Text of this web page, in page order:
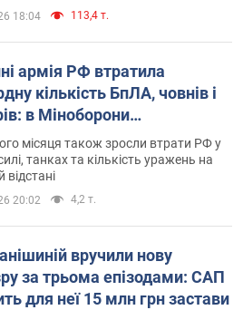
18:04 113,4 т.
армія РФ втратила
кількість БпЛА, човнів і
в Міноборони
статистику
місяця також зросли втрати РФ у
танках та кількість уражень на
відстані
20:02 4,2 т.
вручили нову
за трьома епізодами: САП
для неї 15 млн грн застави